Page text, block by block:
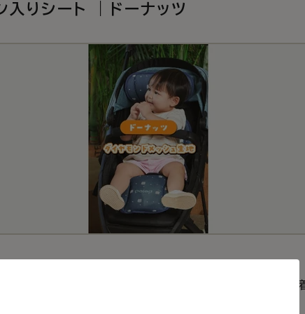
りシート ｜ドーナッツ
が挟まるのを防ぎ風を均等に分散するため、より快適な装